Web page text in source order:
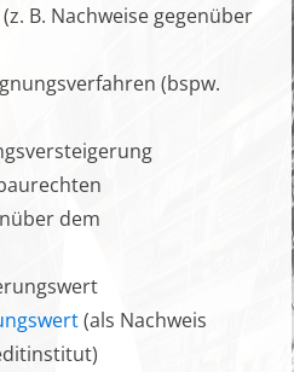
B. Nachweise gegenüber
(bspw.
dem
(als Nachweis